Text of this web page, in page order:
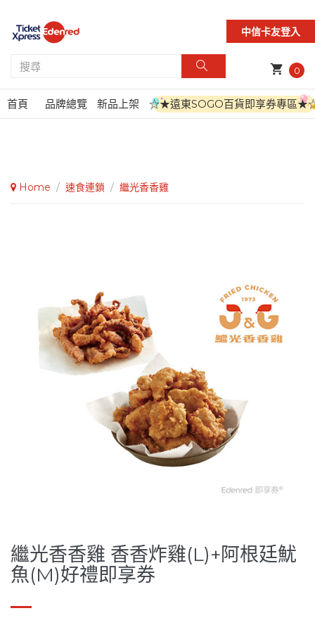
中信卡友登入
shopping_cart 0
首頁 品牌總覽 新品上架 ☆★遠東SOGO百貨即享券專區
Home / 速食連鎖 / 繼光香香雞
繼光香香雞 香香炸雞(L)+阿根廷魷
魚(M)好禮即享券